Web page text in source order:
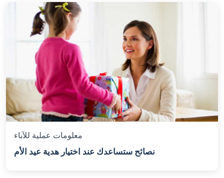
معلومات عملية للآباء
نصائح ستساعدك عند اختيار هدية عيد الأم